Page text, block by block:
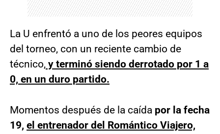
La U enfrentó a uno de los peores equipos
del torneo, con un reciente cambio de
técnico, y terminó siendo derrotado por 1 a
0, en un duro partido.
Momentos después de la caída por la fecha
19, el entrenador del Romántico Viajero,